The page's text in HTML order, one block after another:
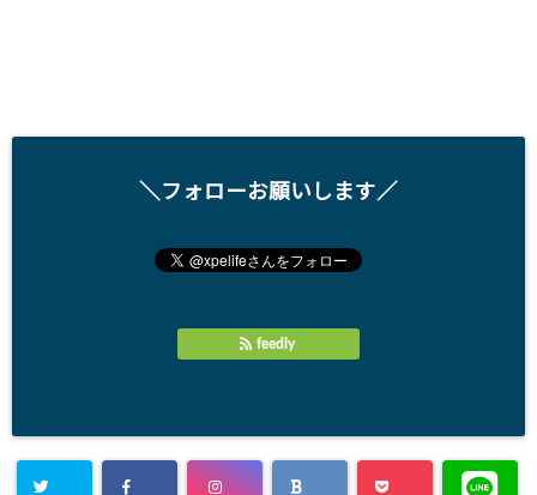
＼フォローお願いします／
feedly